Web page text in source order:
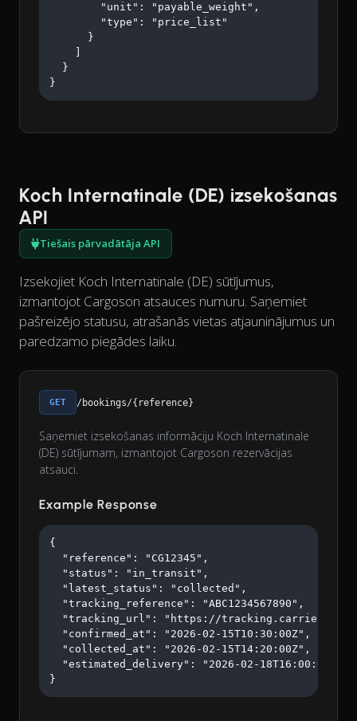
        "unit": "payable_weight",
        "type": "price_list"
      }
  }
}
Koch Internatinale (DE) izsekošanas
API
Tiešais pārvadātāja API
Izsekojiet Koch Internatinale (DE) sūtījumus,
izmantojot Cargoson atsauces numuru. Saņemiet
pašreizējo statusu, atrašanās vietas atjauninājumus un
paredzamo piegādes laiku.
GET /bookings/{reference}
Saņemiet izsekošanas informāciju Koch Internatinale
(DE) sūtījumam, izmantojot Cargoson rezervācijas
atsauci.
Example Response
{
  "reference": "CG12345",
  "status": "in_transit",
  "latest_status": "collected",
  "tracking_reference": "ABC1234567890",
"tracking_url": "https://
  "confirmed_at": "2026-02-15T10:30:00Z",
  "collected_at": "2026-02-15T14:20:00Z",
  "estimated_delivery": "2026-02-18T16:00:00Z"
}